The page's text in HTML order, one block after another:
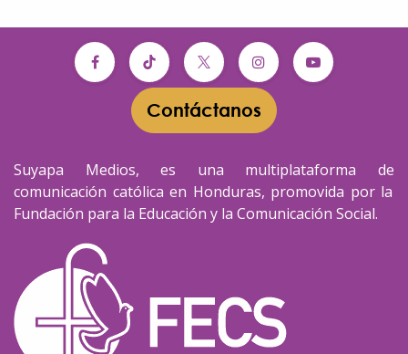
Contáctanos​​
Suyapa Medios, es una multiplataforma de
comunicación católica en Honduras, promovida por la
Fundación para la Educación y la Comunicación Social.